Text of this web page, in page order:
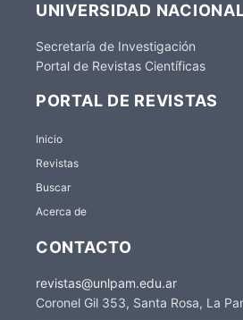
UNIVERSIDAD
Secretaría de Investigación
Portal de Revistas Científicas
PORTAL DE REVISTAS
Inicio
Revistas
Buscar
Acerca de
CONTACTO
revistas@unlpam.edu.ar
Coronel Gil 353, Santa Rosa, La